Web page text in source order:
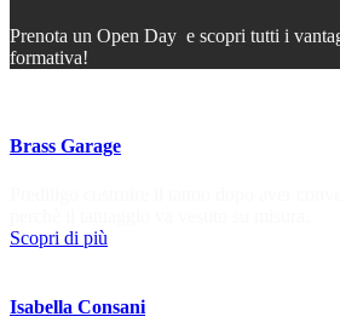
Prenota un Open Day e scopri tutti i
formativa!
Brass Garage
Scopri di più
Isabella Consani